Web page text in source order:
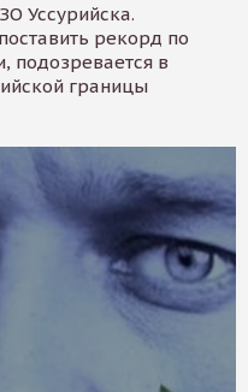
Уссурийска.
рекорд по
подозревается в
границы